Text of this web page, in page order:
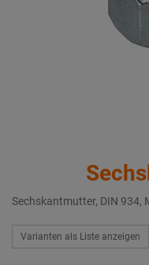
Sechskantmutter, DIN 934,
Varianten als Liste anzeigen